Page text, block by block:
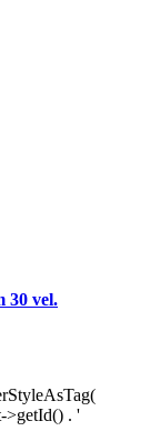
30 vel.
>getId() . '